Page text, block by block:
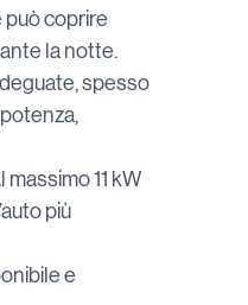
può coprire
la notte.
spesso
11 kW
più
e